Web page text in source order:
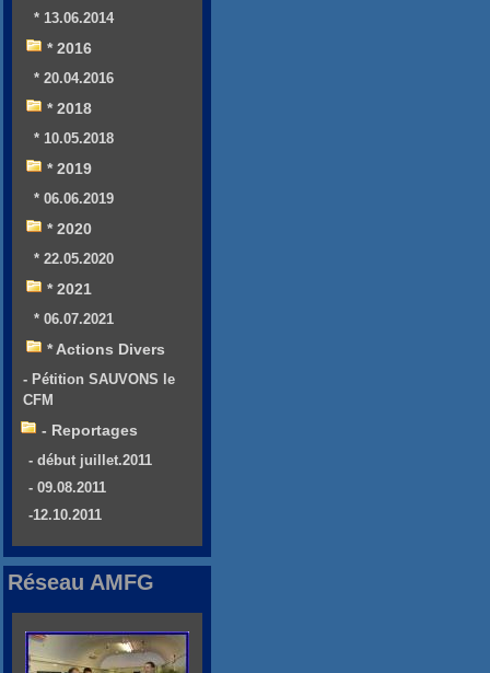
* 13.06.2014
* 2016
* 20.04.2016
* 2018
* 10.05.2018
* 2019
* 06.06.2019
* 2020
* 22.05.2020
* 2021
* 06.07.2021
* Actions Divers
- Pétition SAUVONS le
CFM
- Reportages
- début juillet.2011
- 09.08.2011
-12.10.2011
Réseau AMFG